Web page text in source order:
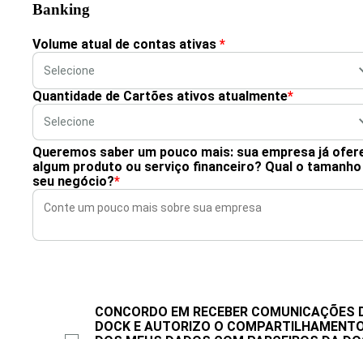
Banking
Volume atual de contas ativas *
Quantidade de Cartões ativos atualmente*
Queremos saber um pouco mais: sua empresa já
algum produto ou serviço financeiro? Qual o
seu negócio?*
CONCORDO EM RECEBER COMUNICAÇÕES
DOCK E AUTORIZO O